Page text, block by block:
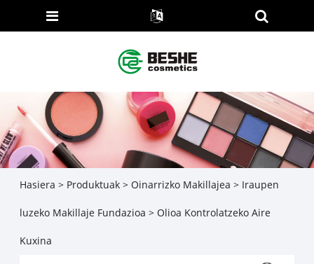
Hasiera > Produktuak> Oinarrizko Makillajea > Iraupen
luzeko Makillaje Fundazioa > Olioa Kontrolatzeko Aire
Kuxina